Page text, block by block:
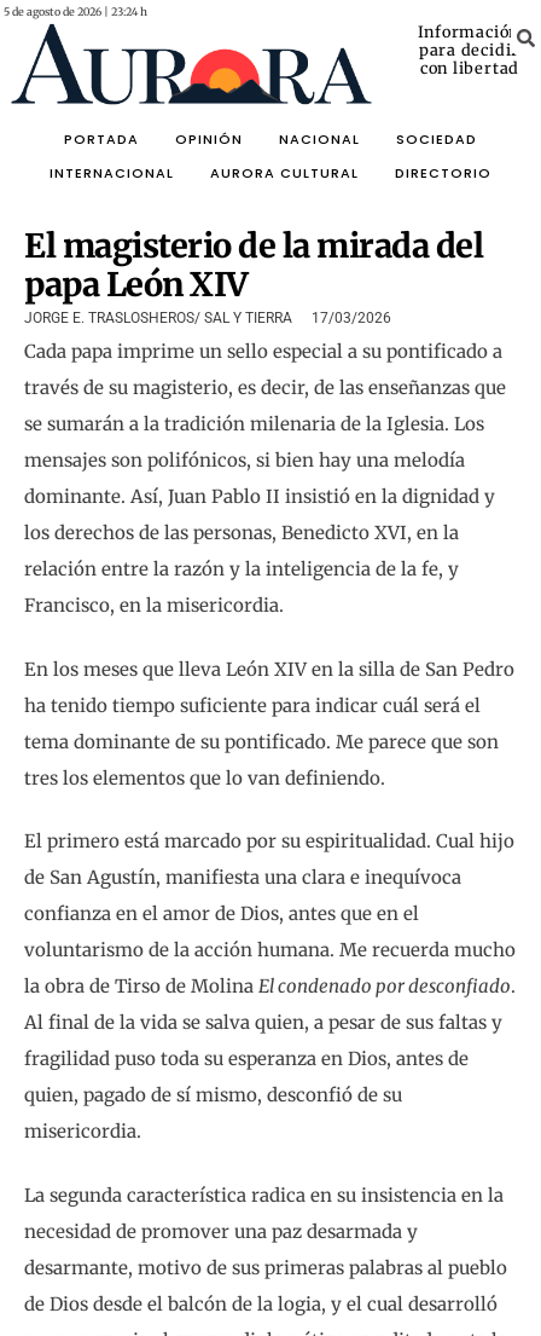
5 de agosto de 2026 | 23:24 h
Información
para decidir
con libertad
PORTADA OPINIÓN NACIONAL
SOCIEDAD
INTERNACIONAL
AURORA CULTURAL DIRECTORIO
El magisterio de la mirada del
papa León XIV
JORGE E. TRASLOSHEROS/ SAL Y TIERRA 17/03/2026
Cada papa imprime un sello especial a su pontificado a
través de su magisterio, es decir, de las enseñanzas que
se sumarán a la tradición milenaria de la Iglesia. Los
mensajes son polifónicos, si bien hay una melodía
dominante. Así, Juan Pablo II insistió en la dignidad y
los derechos de las personas, Benedicto XVI, en la
relación entre la razón y la inteligencia de la fe, y
Francisco, en la misericordia.
En los meses que lleva León XIV en la silla de San Pedro
ha tenido tiempo suficiente para indicar cuál será el
tema dominante de su pontificado. Me parece que son
tres los elementos que lo van definiendo.
El primero está marcado por su espiritualidad. Cual hijo
de San Agustín, manifiesta una clara e inequívoca
confianza en el amor de Dios, antes que en el
voluntarismo de la acción humana. Me recuerda mucho
la obra de Tirso de Molina El condenado por desconfiado.
Al final de la vida se salva quien, a pesar de sus faltas y
fragilidad puso toda su esperanza en Dios, antes de
quien, pagado de sí mismo, desconfió de su
misericordia.
La segunda característica radica en su insistencia en la
necesidad de promover una paz desarmada y
desarmante, motivo de sus primeras palabras al pueblo
de Dios desde el balcón de la logia, y el cual desarrolló